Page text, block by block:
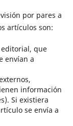
por pares a
artículos son:
que
envían a
información
Si existiera
se envía a